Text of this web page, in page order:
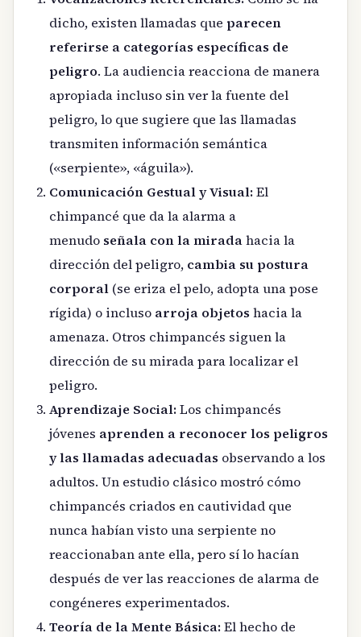
dicho, existen llamadas que parecen
referirse a categorías específicas de
peligro. La audiencia reacciona de manera
apropiada incluso sin ver la fuente del
peligro, lo que sugiere que las llamadas
transmiten información semántica
(«serpiente», «águila»).
Comunicación Gestual y Visual:El
chimpancé que da la alarma a
menudo señala con la miradahacia la
dirección del peligro, cambia su postura
corporal (se eriza el pelo, adopta una pose
rígida) o incluso arroja objetos hacia la
amenaza. Otros chimpancés siguen la
dirección de su mirada para localizar el
peligro.
Aprendizaje Social:Los chimpancés
jóvenes aprenden a reconocer los peligros
y las llamadas adecuadas observando a los
adultos. Un estudio clásico mostró cómo
chimpancés criados en cautividad que
nunca habían visto una serpiente no
reaccionaban ante ella, pero sí lo hacían
después de ver las reacciones de alarma de
congéneres experimentados.
Teoría de la Mente Básica:El hecho de